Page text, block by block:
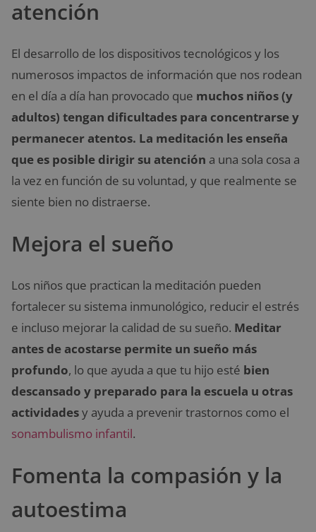
atención
El desarrollo de los dispositivos tecnológicos y los
numerosos impactos de información que nos rodean
en el día a día han provocado que muchos niños (y
adultos) tengan dificultades para concentrarse y
permanecer atentos. La meditación les enseña
que es posible dirigir su atención a una sola cosa a
la vez en función de su voluntad, y que realmente se
siente bien no distraerse.
Mejora el sueño
Los niños que practican la meditación pueden
fortalecer su sistema inmunológico, reducir el estrés
e incluso mejorar la calidad de su sueño. Meditar
antes de acostarse permite un sueño más
profundo, lo que ayuda a que tu hijo esté bien
descansado y preparado para la escuela u otras
actividadesy ayuda a prevenir trastornos como el
sonambulismo infantil.
Fomenta la compasión y la
autoestima